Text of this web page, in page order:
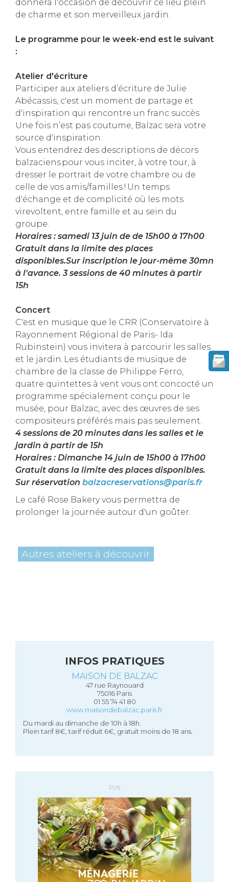
donnera l'occasion de découvrir ce lieu plein
de charme et son merveilleux jardin.
Le programme pour le week-end est le suivant
:
Atelier d'écriture
Participer aux ateliers d’écriture de Julie
Abécassis, c'est un moment de partage et
d'inspiration qui rencontre un franc succès.
Une fois n’est pas coutume, Balzac sera votre
source d'inspiration.
Vous entendrez des descriptions de décors
balzaciens pour vous inciter, à votre tour, à
dresser le portrait de votre chambre ou de
celle de vos amis/familles ! Un temps
d'échange et de complicité où les mots
virevoltent, entre famille et au sein du
groupe.
Horaires : samedi 13 juin de de 15h00 à 17h00
Gratuit dans la limite des places
disponibles.Sur inscription le jour-même 30mn
à l'avance. 3 sessions de 40 minutes à partir
15h
Concert
C'est en musique que le CRR (Conservatoire à
Rayonnement Régional de Paris- Ida
Rubinstein) vous invitera à parcourir les salles
et le jardin. Les étudiants de musique de
chambre de la classe de Philippe Ferro,
quatre quintettes à vent vous ont concocté un
programme spécialement conçu pour le
musée, pour Balzac, avec des œuvres de ses
compositeurs préférés mais pas seulement.
4 sessions de 20 minutes dans les salles et le
jardin à partir de 15h
Horaires : Dimanche 14 juin de 15h00 à 17h00
Gratuit dans la limite des places disponibles.
Sur réservation balzacreservations@paris.fr
Le café Rose Bakery vous permettra de
prolonger la journée autour d'un goûter.
Autres ateliers à découvrir
INFOS PRATIQUES
MAISON DE BALZAC
47 rue Raynouard
75016 Paris
01 55 74 41 80
www.maisondebalzac.paris.fr
Du mardi au dimanche de 10h à 18h.
Plein tarif 8€, tarif réduit 6€, gratuit moins de 18 ans.
PUB